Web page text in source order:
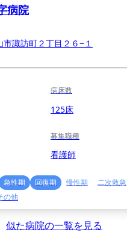
病院
市諏訪町２丁目２６−１
病床数
125床
募集職種
看護師
急性期 回復期 慢性期
二次救急
の他
似た病院の一覧を見る